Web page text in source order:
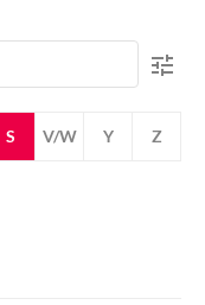
S V/W Y Z